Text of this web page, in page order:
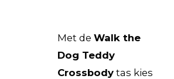
Met de Walk the
Dog Teddy
Crossbody tas kies